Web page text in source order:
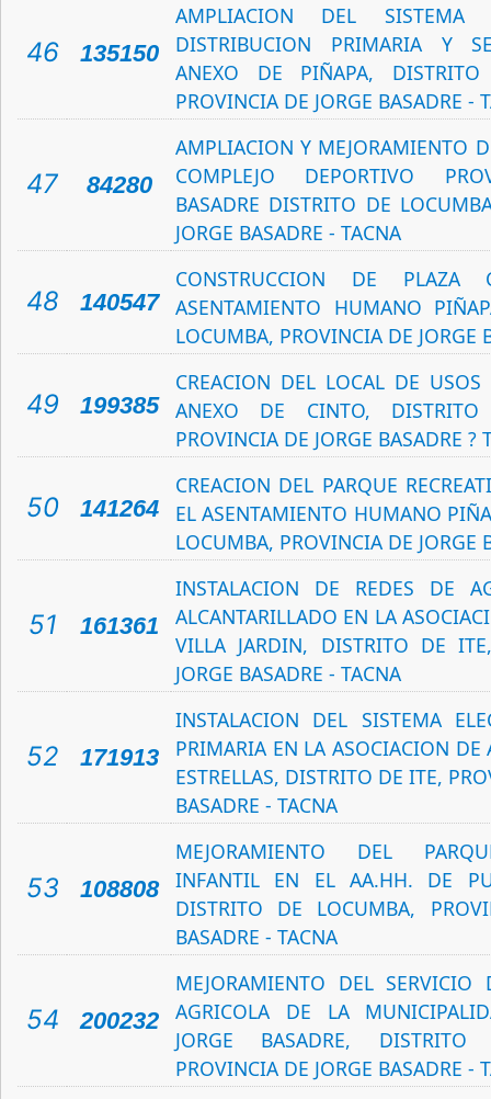
46 135150
AMPLIACION DEL SISTEMA
DISTRIBUCION PRIMARIA Y
ANEXO DE PIÑAPA,
PROVINCIA DE JORGE BASADRE -
47 84280
AMPLIACION Y MEJORAMIENTO
COMPLEJO DEPORTIVO
BASADRE DISTRITO DE
JORGE BASADRE - TACNA
48 140547
CONSTRUCCION DE
ASENTAMIENTO HUMANO
LOCUMBA, PROVINCIA DE JORGE
49 199385
CREACION DEL LOCAL DE
ANEXO DE CINTO,
PROVINCIA DE JORGE BASADRE ?
50 141264
CREACION DEL PARQUE
EL ASENTAMIENTO HUMANO
LOCUMBA, PROVINCIA DE JORGE
51 161361
INSTALACION DE REDES DE
ALCANTARILLADO EN LA
VILLA JARDIN, DISTRITO DE
JORGE BASADRE - TACNA
52 171913
INSTALACION DEL SISTEMA
PRIMARIA EN LA ASOCIACION DE
ESTRELLAS, DISTRITO DE ITE,
BASADRE - TACNA
53 108808
MEJORAMIENTO DEL
INFANTIL EN EL AA.HH. DE
DISTRITO DE LOCUMBA,
BASADRE - TACNA
54 200232
MEJORAMIENTO DEL SERVICIO
AGRICOLA DE LA
JORGE BASADRE,
PROVINCIA DE JORGE BASADRE -